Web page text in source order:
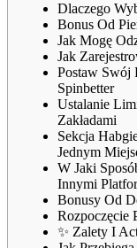
Dlaczego
Bonus Od
Jak Mogę
Jak
Postaw Swój
Spinbetter
Ustalanie
Zakładami
Sekcja
Jednym
W Jaki
Innymi
Bonusy Od
Rozpoczęcie
✨ Zalety I